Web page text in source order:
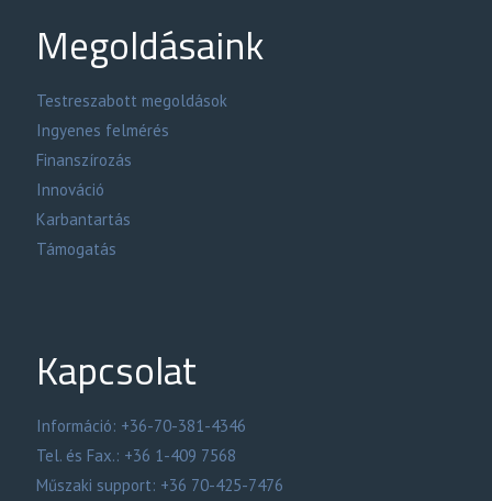
Megoldásaink
Testreszabott megoldások
Ingyenes felmérés
Finanszírozás
Innováció
Karbantartás
Támogatás
Kapcsolat
Információ: +36-70-381-4346
Tel. és Fax.: +36 1-409 7568
Műszaki support: +36 70-425-7476